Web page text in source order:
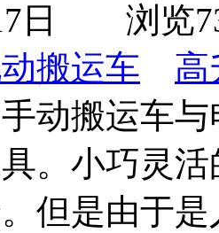
日 浏览
搬运车
高
手动搬运车
。小巧灵
但是由于